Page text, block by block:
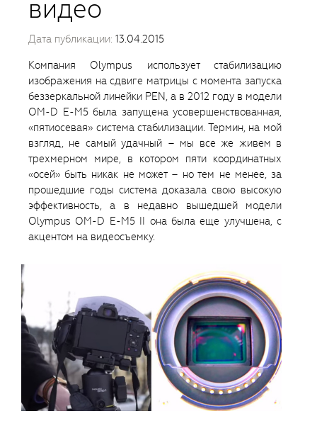
видео
Дата публикации: 13.04.2015
Компания Olympus использует стабилизацию
изображения на сдвиге матрицы с момента запуска
беззеркальной линейки PEN, а в 2012 году в модели
OM-D E-M5 была запущена усовершенствованная,
«пятиосевая» система стабилизации. Термин, на мой
взгляд, не самый удачный – мы все же живем в
трехмерном мире, в котором пяти координатных
«осей» быть никак не может – но тем не менее, за
прошедшие годы система доказала свою высокую
эффективность, а в недавно вышедшей модели
Olympus OM-D E-M5 II она была еще улучшена, с
акцентом на видеосъемку.